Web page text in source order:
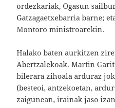
ordezkariak, Ogasun
Gatzagaetxebarria barne;
Montoro ministroarekin.
Halako baten aurkitzen
Abertzalekoak. Martin
bilerara zihoala arduraz
(besteoi, antzekoetan,
zaigunean, irainak jaso